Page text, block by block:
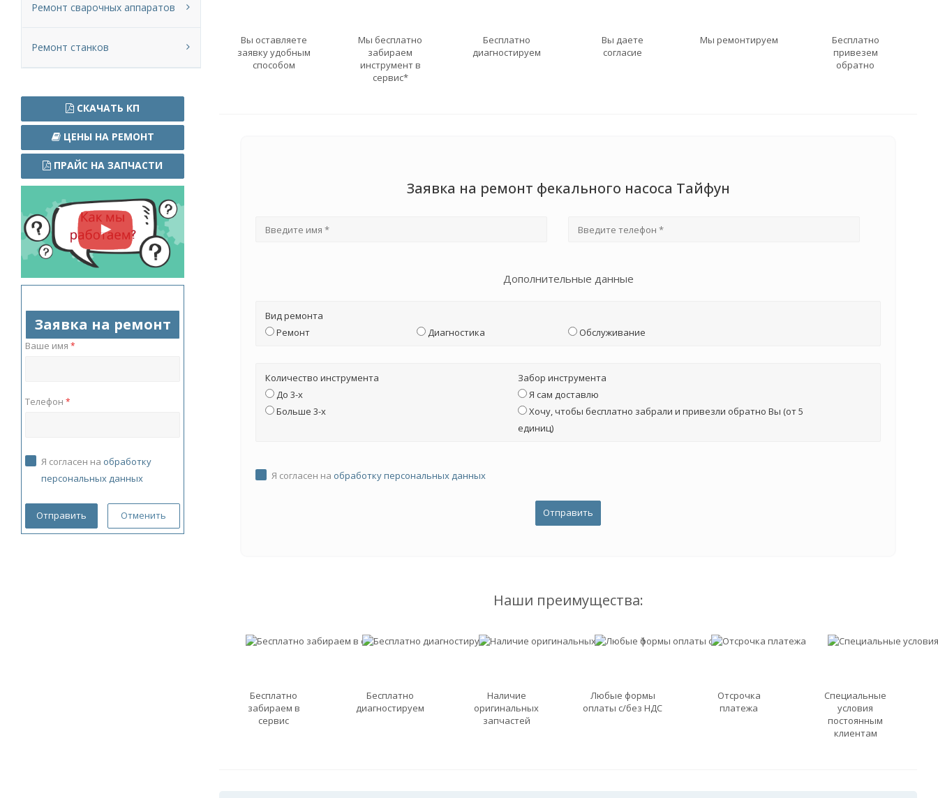
Вы оставляете
заявку удобным
способом
Мы бесплатно
забираем
инструмент в
сервис*
Бесплатно
диагностируем
Вы даете
согласие
Мы ремонтируем
Бесплатно
привезем
обратно
Заявка на ремонт фекального насоса Тайфун
Дополнительные данные
Вид ремонта
Ремонт
Диагностика Обслуживание
Количество инструмента
До 3-х
Больше 3-х
Забор инструмента
Я сам доставлю
Хочу, чтобы бесплатно забрали и привезли обратно Вы (от 5
единиц)
Я согласен на обработку персональных данных
Наши преимущества:
Бесплатно
забираем в
сервис
Бесплатно
диагностируем
Наличие
оригинальных
запчастей
Любые формы
оплаты с/без НДС
Отсрочка
платежа
Специальные
условия
постоянным
клиентам
Ремонт сварочных аппаратов
Ремонт станков
СКАЧАТЬ КП
ЦЕНЫ НА РЕМОНТ
ПРАЙС НА ЗАПЧАСТИ
Заявка на ремонт
Ваше имя *
Телефон *
Я согласен на обработку
персональных данных
Отменить